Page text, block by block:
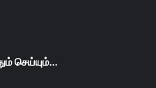
செய்யும்…